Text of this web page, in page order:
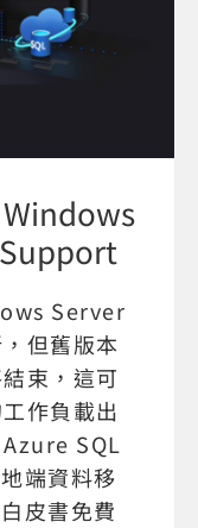
Windows
Server
但舊版本
束，這可
作負載出
SQL
端資料移
皮書免費